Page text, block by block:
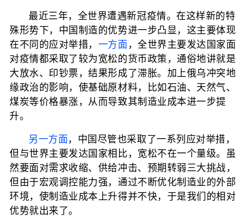
最近三年，全世界遭遇新冠疫情。在这样新的特
殊形势下，中国制造的优势进一步凸显，这主要体现
在不同的应对举措， 一方面，全世界主要发达国家面
对疫情都采取了较为宽松的货币政策，通俗地讲就是
大放水、印钞票，结果形成了滞胀。加上俄乌冲突地
缘政治的影响，使基础原材料，比如石油、天然气、
煤炭等价格暴涨，从而导致其制造业成本进一步提
升。
另一方面，中国尽管也采取了一系列应对举措，
但与世界主要发达国家相比，宽松不在一个量级。虽
然要面对需求收缩、供给冲击、预期转弱三大挑战，
但由于宏观调控能力强，通过不断优化制造业的外部
环境，使制造业成本上升得并不快，于是我们的相对
优势就出来了。